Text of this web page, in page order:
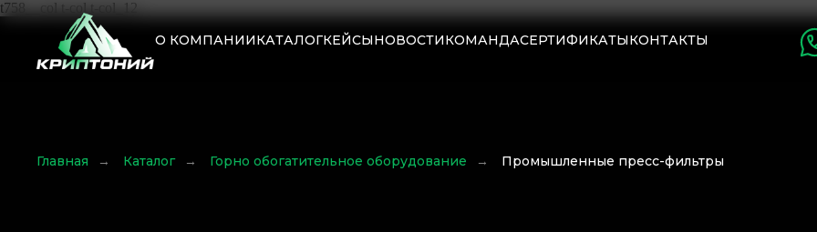
О КОМПАНИИКАТАЛОГКЕЙСЫНОВОСТИКОМАНДАСЕРТИФИКАТЫКОНТАКТЫ
t758__col t-col t-col_12
Главная → Каталог → Горно обогатительное оборудование → Промышленные пресс-фильтры